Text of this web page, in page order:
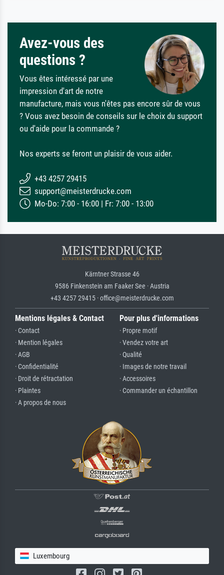
Avez-vous des
questions ?
Vous êtes intéressé par une
impression d'art de notre
manufacture, mais vous n'êtes pas encore sûr de vous
? Vous avez besoin de conseils sur le choix du support
ou d'aide pour la commande ?
Nos experts se feront un plaisir de vous aider.
+43 4257 29415
support@meisterdrucke.com
Mo-Do: 7:00 - 16:00 | Fr: 7:00 - 13:00
Kärntner Strasse 46
9586 Finkenstein am Faaker See · Austria
+43 4257 29415 · office@meisterdrucke.com
Mentions légales & Contact
· Contact
· Mention légales
· AGB
· Confidentialité
· Droit de rétractation
· Plaintes
· A propos de nous
Pour plus d'informations
· Propre motif
· Vendez votre art
· Qualité
· Images de notre travail
· Accessoires
· Commander un échantillon
Luxembourg